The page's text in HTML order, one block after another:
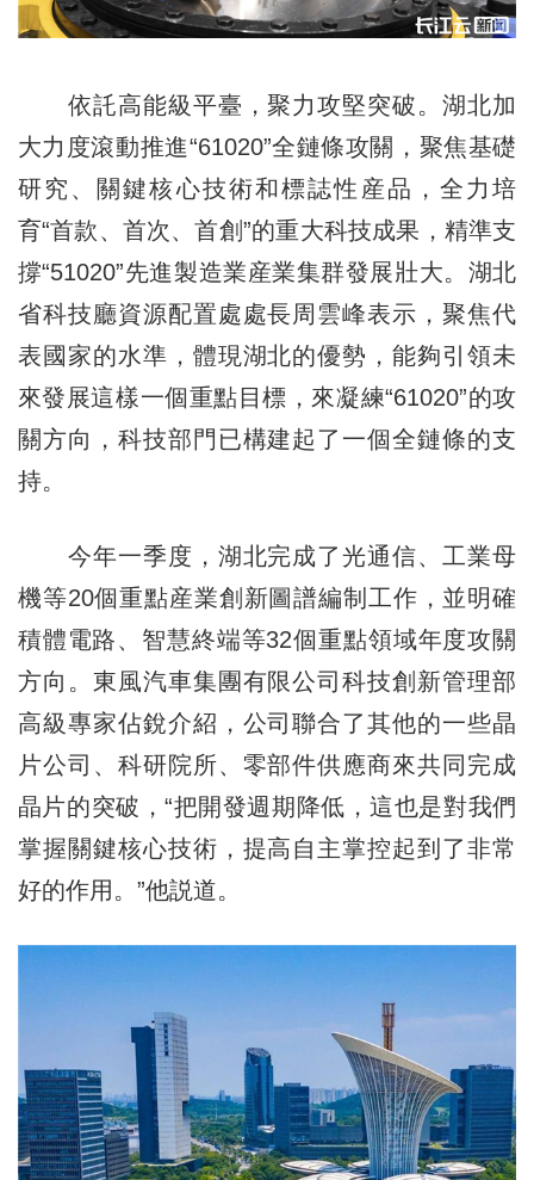
依託高能級平臺，聚力攻堅突破。湖北加
大力度滾動推進“61020”全鏈條攻關，聚焦基礎
研究、關鍵核心技術和標誌性産品，全力培
育“首款、首次、首創”的重大科技成果，精準支
撐“51020”先進製造業産業集群發展壯大。湖北
省科技廳資源配置處處長周雲峰表示，聚焦代
表國家的水準，體現湖北的優勢，能夠引領未
來發展這樣一個重點目標，來凝練“61020”的攻
關方向，科技部門已構建起了一個全鏈條的支
持。
今年一季度，湖北完成了光通信、工業母
機等20個重點産業創新圖譜編制工作，並明確
積體電路、智慧終端等32個重點領域年度攻關
方向。東風汽車集團有限公司科技創新管理部
高級專家佔銳介紹，公司聯合了其他的一些晶
片公司、科研院所、零部件供應商來共同完成
晶片的突破，“把開發週期降低，這也是對我們
掌握關鍵核心技術，提高自主掌控起到了非常
好的作用。”他説道。